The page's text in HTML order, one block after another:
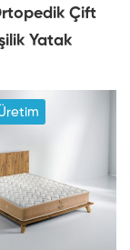
Çift
Yatak